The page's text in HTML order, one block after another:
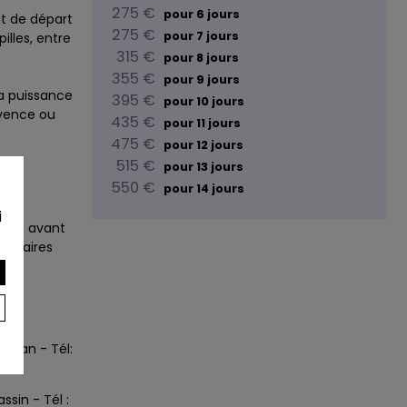
de départ
entre
puissance
ou
avant
- Tél:
- Tél :
275 € pour 6 jours
275 € pour 7 jours
315 € pour 8 jours
355 € pour 9 jours
395 € pour 10 jours
435 € pour 11 jours
475 € pour 12 jours
515 € pour 13 jours
550 € pour 14 jours